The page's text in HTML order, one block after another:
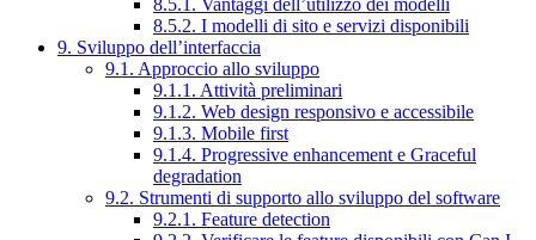
8.5.1. Vantaggi dell’utilizzo dei modelli
8.5.2. I modelli di sito e servizi disponibili
9. Sviluppo dell’interfaccia
9.1. Approccio allo sviluppo
9.1.1. Attività preliminari
9.1.2. Web design responsivo e accessibile
9.1.3. Mobile first
9.1.4. Progressive enhancement e Graceful
degradation
9.2. Strumenti di supporto allo sviluppo del software
9.2.1. Feature detection